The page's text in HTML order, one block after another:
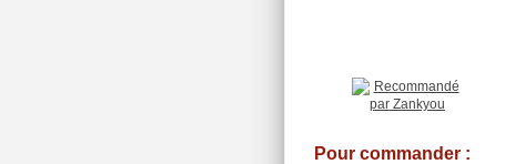
Pour commander :